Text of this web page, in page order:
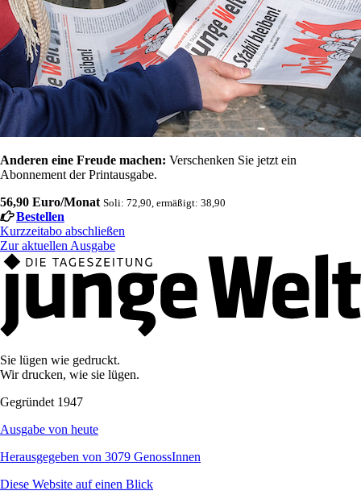
Anderen eine Freude machen: Verschenken Sie jetzt ein
Abonnement der Printausgabe.
56,90 Euro/Monat Soli: 72,90, ermäßigt: 38,90
Bestellen
Kurzzeitabo abschließen
Zur aktuellen Ausgabe
Sie lügen wie gedruckt.
Wir drucken, wie sie lügen.
Gegründet 1947
Ausgabe von heute
Herausgegeben von 3079 GenossInnen
Diese Website auf einen Blick